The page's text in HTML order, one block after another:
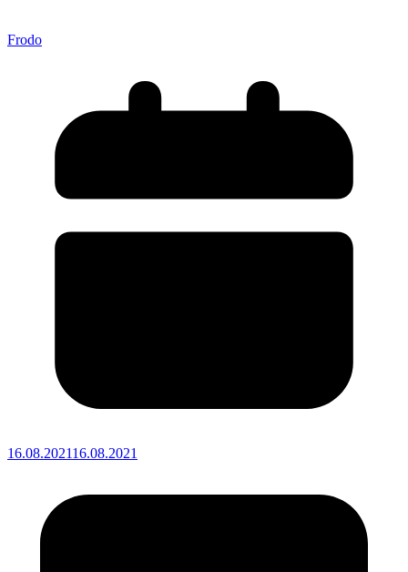
Frodo
16.08.202116.08.2021